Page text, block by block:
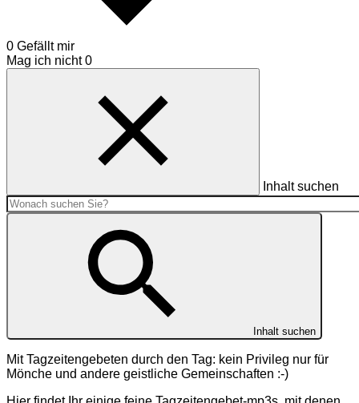
0 Gefällt mir
Mag ich nicht 0
Inhalt suchen
Inhalt suchen
Mit Tagzeitengebeten durch den Tag: kein Privileg nur für
Mönche und andere geistliche Gemeinschaften :-)